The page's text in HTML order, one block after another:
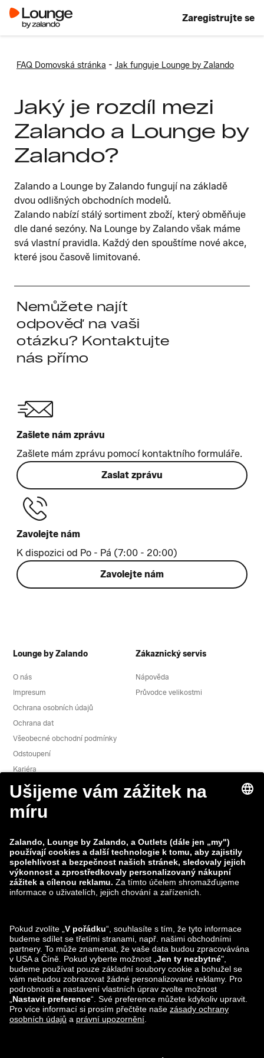
Zaregistrujte se
FAQ Domovská stránka - Jak funguje Lounge by Zalando
Jaký je rozdíl mezi
Zalando a Lounge by
Zalando?
Zalando a Lounge by Zalando fungují na základě
dvou odlišných obchodních modelů.
Zalando nabízí stálý sortiment zboží, který obměňuje
dle dané sezóny. Na Lounge by Zalando však máme
svá vlastní pravidla. Každý den spouštíme nové akce,
které jsou časově limitované.
Nemůžete najít
odpověď na vaši
otázku? Kontaktujte
nás přímo
Zašlete nám zprávu
Zašlete mám zprávu pomocí kontaktního formuláře.
Zaslat zprávu
Zavolejte nám
K dispozici od Po - Pá (7:00 - 20:00)
Zavolejte nám
Lounge by Zalando
O nás
Impresum
Ochrana osobních údajů
Ochrana dat
Všeobecné obchodní podmínky
Odstoupení
Kariéra
Hlášení zranitelnosti
Bezpečnost produktu
Zákaznický servis
Nápověda
Průvodce velikostmi
Zalando
ABOUT YOU
Sledujte nás také na Možnosti dopravy
Lounge by Zalando Aplikace